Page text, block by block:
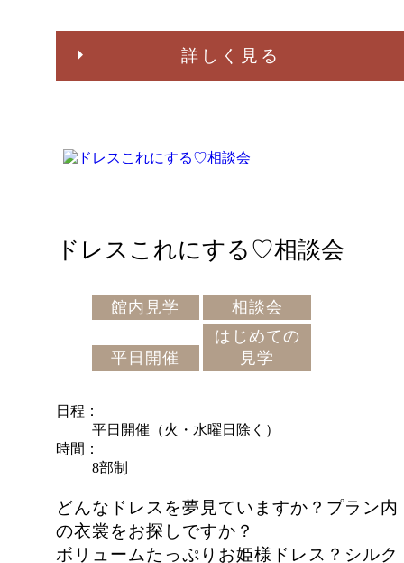
詳しく見る
ドレスこれにする♡相談会
館内見学 相談会
平日開催
はじめての
見学
日程
平日開催（火・水曜日除く）
時間
8部制
どんなドレスを夢見ていますか？プラン内
の衣裳をお探しですか？
ボリュームたっぷりお姫様ドレス？シルク